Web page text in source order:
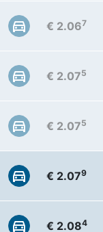
€ 2.067
€ 2.075
€ 2.075
€ 2.079
€ 2.084